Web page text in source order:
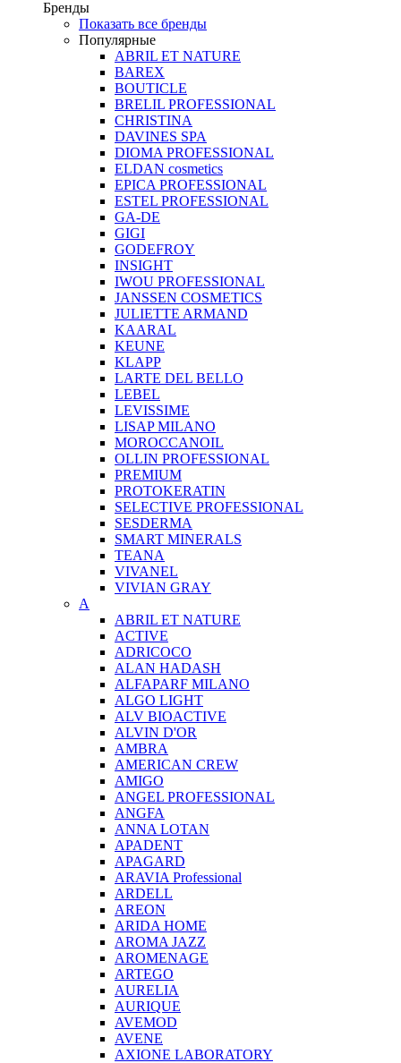
Бренды
Показать все бренды
Популярные
ABRIL ET NATURE
BAREX
BOUTICLE
BRELIL PROFESSIONAL
CHRISTINA
DAVINES SPA
DIOMA PROFESSIONAL
ELDAN cosmetics
EPICA PROFESSIONAL
ESTEL PROFESSIONAL
GA-DE
GIGI
GODEFROY
INSIGHT
IWOU PROFESSIONAL
JANSSEN COSMETICS
JULIETTE ARMAND
KAARAL
KEUNE
KLAPP
LARTE DEL BELLO
LEBEL
LEVISSIME
LISAP MILANO
MOROCCANOIL
OLLIN PROFESSIONAL
PREMIUM
PROTOKERATIN
SELECTIVE PROFESSIONAL
SESDERMA
SMART MINERALS
TEANA
VIVANEL
VIVIAN GRAY
A
ABRIL ET NATURE
ACTIVE
ADRICOCO
ALAN HADASH
ALFAPARF MILANO
ALGO LIGHT
ALV BIOACTIVE
ALVIN D'OR
AMBRA
AMERICAN CREW
AMIGO
ANGEL PROFESSIONAL
ANGFA
ANNA LOTAN
APADENT
APAGARD
ARAVIA Professional
ARDELL
AREON
ARIDA HOME
AROMA JAZZ
AROMENAGE
ARTEGO
AURELIA
AURIQUE
AVEMOD
AVENE
AXIONE LABORATORY